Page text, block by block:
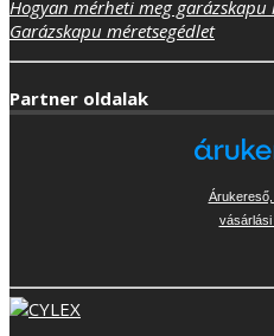
Hogyan mérheti meg
Garázskapu méretsegédlet
Partner oldalak
vásárlási